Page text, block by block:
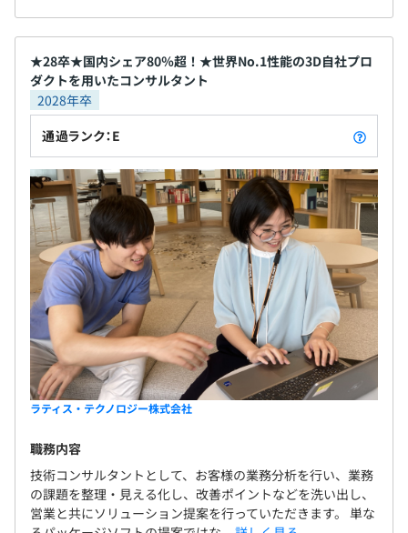
設計製造分野でのグラフィックス受託開発を行っている会
社や、ゲーム業界でのCGツール開発の経験を経て
ラティステクノロジーに入社、以降５年以上に渡り
OpenGLを用いたグラフィックスの基盤開発を担当。
グラフィックスのコアモジュールの研究開発、製品開発に
向けた開発をするチームに大きくわかれます。
エンジニアチーム平均5名で、プロジェクトに応じて他の
チームと協業のもと開発をおこなっています。
★28卒★国内シェア80％超！★世界No.1性能の3D自社プロ
ダクトを用いたコンサルタント
2028年卒
通過ランク：E
ラティス・テクノロジー株式会社
職務内容
技術コンサルタントとして、お客様の業務分析を行い、業務
の課題を整理・見える化し、改善ポイントなどを洗い出し、
営業と共にソリューション提案を行っていただきます。 単な